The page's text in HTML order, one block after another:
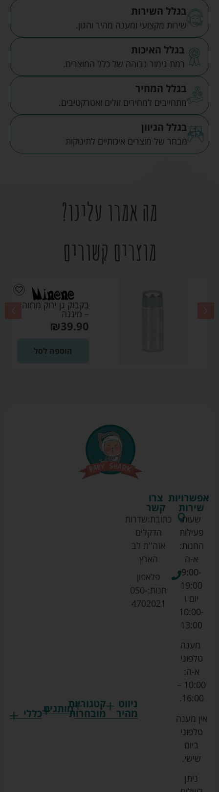
בגלל השירות
שירות מקצועי ומענה מהיר והגון.
בגלל האיכות
רמת גימור גבוהה של כלל המוצרים.
בגלל המחיר
מתחייבים למחירים זולים ואטרקטיבים.
בגלל הגיוון
מבחר של מוצרים איכותיים לתינוקות
מה אמרו עלינו?
מוצרים קשורים
בקבוק גן ירוק מרווה
– מיננה
₪39.90
הוספה לסל
ניווט
מהיר
קטגוריות
מובחרותמותגים
גרקו
כללי
צרו
קשר
כתובת:שדרות
הדקלים
אזה''ת לב
הארץ
פלאפון
חנות:050-
4702021
אפשרויות
שירות
שעות
פעילות
החנות:
א-ה
9:00-
19:00
יום ו
10:00-
13:00
מענה
טלפוני
א-ה:
10:00 –
16:00.
אין מענה
טלפוני
ביום
שישי.
ניתן